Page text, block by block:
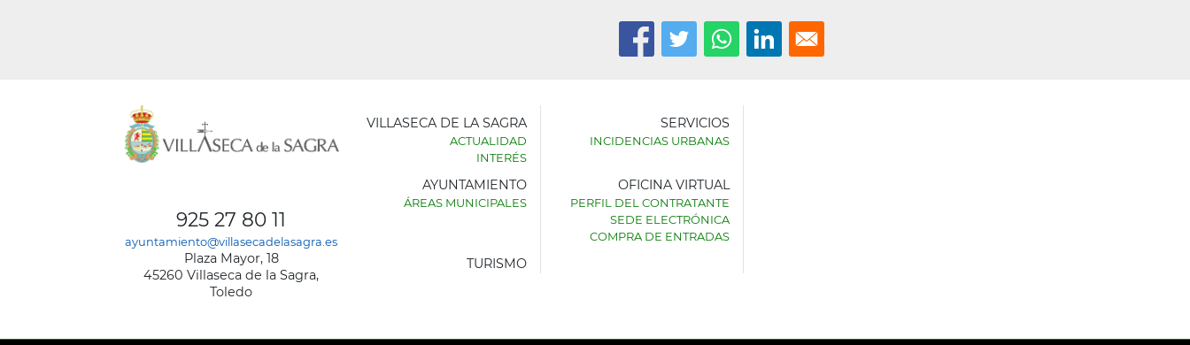
925 27 80 11
ayuntamiento@villasecadelasagra.es
Plaza Mayor, 18
45260 Villaseca de la Sagra,
Toledo
AYUNTAMIENTO
VILLASECA DE LA SAGRA
ACTUALIDAD
INTERÉS
SERVICIOS
INCIDENCIAS URBANAS
AYUNTAMIENTO
ÁREAS MUNICIPALES
OFICINA VIRTUAL
PERFIL DEL CONTRATANTE
SEDE ELECTRÓNICA
COMPRA DE ENTRADAS
TURISMO